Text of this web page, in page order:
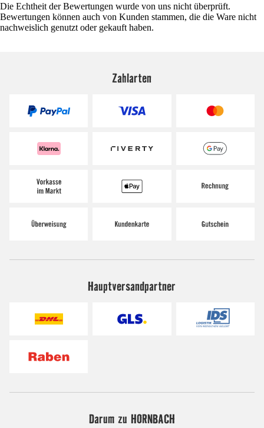
Die Echtheit der Bewertungen wurde von uns nicht überprüft.
Bewertungen können auch von Kunden stammen, die die Ware nicht
nachweislich genutzt oder gekauft haben.
Zahlarten
Hauptversandpartner
Darum zu HORNBACH